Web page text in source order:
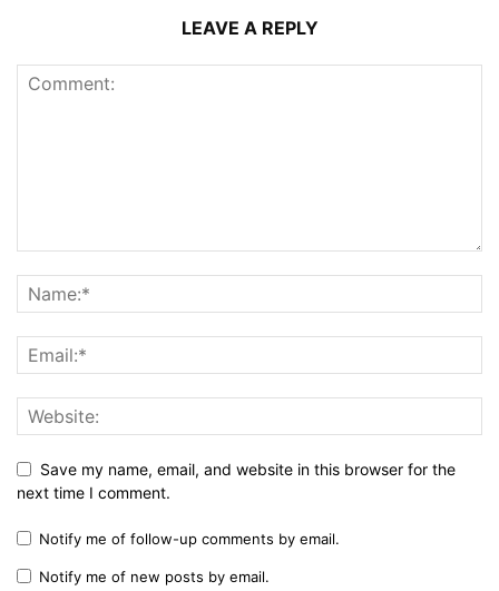
LEAVE A REPLY
Save my name, email, and website in this browser for the
next time I comment.
Notify me of follow-up comments by email.
Notify me of new posts by email.